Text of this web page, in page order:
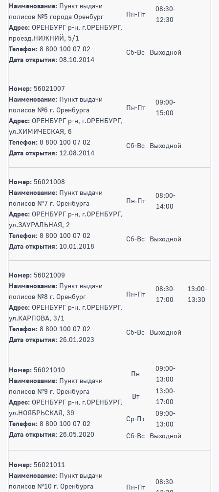
Наименование: Пункт выдачи
полисов №5 города Оренбург
Адрес: ОРЕНБУРГ р-н, г.ОРЕНБУРГ,
проезд.НИЖНИЙ, 5/1
Телефон: 8 800 100 07 02
Дата открытия: 08.10.2014
Пн-Пт
08:30-
12:30
Сб-Вс Выходной
Номер: 56021007
Наименование: Пункт выдачи
полисов №6 г. Оренбурга
Адрес: ОРЕНБУРГ р-н, г.ОРЕНБУРГ,
ул.ХИМИЧЕСКАЯ, 6
Телефон: 8 800 100 07 02
Дата открытия: 12.08.2014
Пн-Пт
09:00-
15:00
Сб-Вс Выходной
Номер: 56021008
Наименование: Пункт выдачи
полисов №7 г. Оренбурга
Адрес: ОРЕНБУРГ р-н, г.ОРЕНБУРГ,
ул.ЗАУРАЛЬНАЯ, 2
Телефон: 8 800 100 07 02
Дата открытия: 10.01.2018
Пн-Пт
08:00-
14:00
Сб-Вс Выходной
Номер: 56021009
Наименование: Пункт выдачи
полисов №8 г. Оренбург
Адрес: ОРЕНБУРГ р-н, г.ОРЕНБУРГ,
ул.КАРПОВА, 3/1
Телефон: 8 800 100 07 02
Дата открытия: 26.01.2023
Пн-Пт
08:30-
17:00
13:00-
13:30
Сб-Вс Выходной
Номер: 56021010
Наименование: Пункт выдачи
полисов №9 г. Оренбурга
Адрес: ОРЕНБУРГ р-н, г.ОРЕНБУРГ,
ул.НОЯБРЬСКАЯ, 39
Телефон: 8 800 100 07 02
Дата открытия: 26.05.2020
Пн
09:00-
13:00
Вт
13:00-
17:00
Ср-Пт
09:00-
13:00
Сб-Вс
Выходной
Номер: 56021011
Наименование: Пункт выдачи
полисов №10 г. Оренбурга
Пн-Пт
08:30-